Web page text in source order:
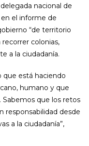
nacional de
el informe de
“de territorio
colonias,
a la ciudadanía.
que está haciendo
humano y que
Sabemos que los retos
responsabilidad desde
a la ciudadanía”,